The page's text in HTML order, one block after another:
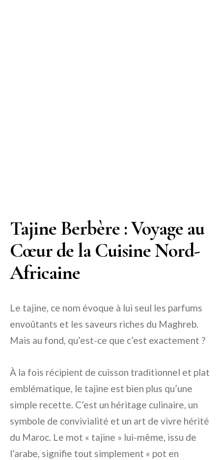
Tajine Berbère : Voyage au
Cœur de la Cuisine Nord-
Africaine
Le tajine, ce nom évoque à lui seul les parfums
envoûtants et les saveurs riches du Maghreb.
Mais au fond, qu’est-ce que c’est exactement ?
À la fois récipient de cuisson traditionnel et plat
emblématique, le tajine est bien plus qu’une
simple recette. C’est un héritage culinaire, un
symbole de convivialité et un art de vivre hérité
du Maroc. Le mot « tajine » lui-même, issu de
l’arabe, signifie tout simplement « pot en